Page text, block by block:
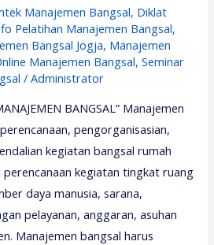
Manajemen Bangsal, Diklat
Pelatihan Manajemen Bangsal,
Bangsal Jogja, Manajemen
Manajemen Bangsal,Seminar
/Administrator
BANGSAL” Manajemen
pengorganisasian,
kegiatan bangsal rumah
perencanaan kegiatan tingkat ruang
daya manusia, sarana,
pelayanan, anggaran, asuhan
Manajemen bangsal harus